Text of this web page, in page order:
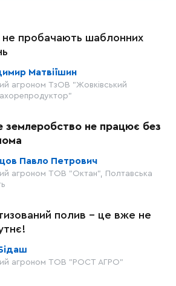
не пробачають шаблонних
Матвіїшин
агроном ТзОВ "Жовківський
землеробство не працює без
Павло Петрович
агроном ТОВ "Октан", Полтавська
полив – це вже не
агроном ТОВ "РОСТ АГРО"